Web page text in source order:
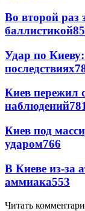
Во второй раз
баллистикой
Удар по
последствиях
Киев пережил
наблюдений
Киев под
ударом766
В Киеве из-за
аммиака553
Читать